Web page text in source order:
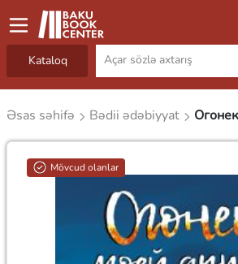
Kataloq
Əsas səhifə Bədii ədəbiyyat
Mövcud olanlar